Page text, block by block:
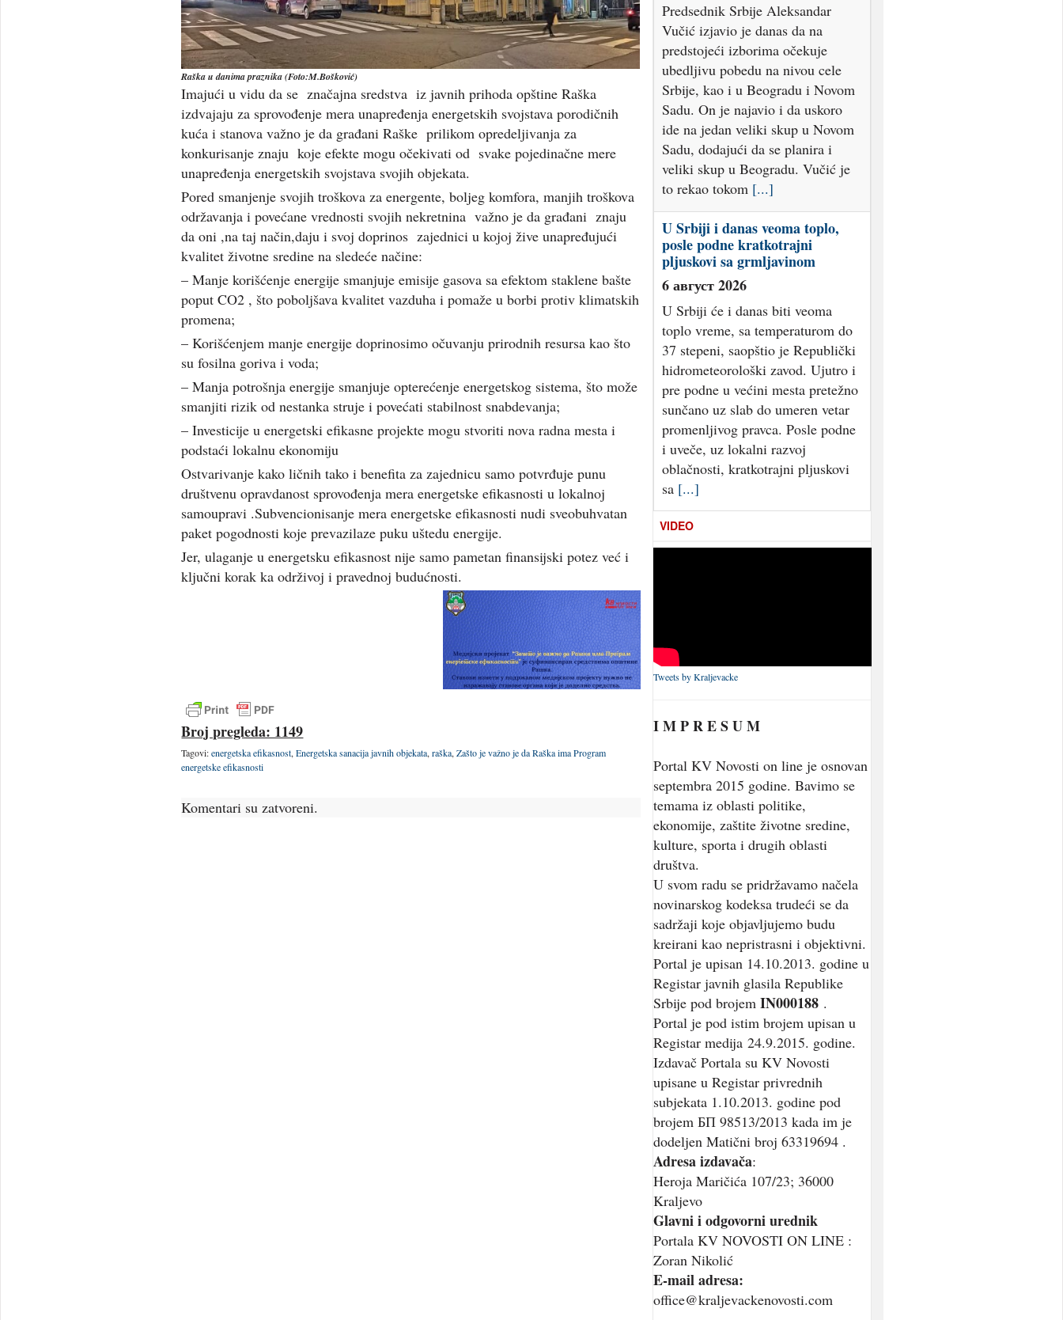
Raška u danima praznika (Foto:M.Bošković)
Imajući u vidu da se značajna sredstva iz javnih prihoda opštine Raška
izdvajaju za sprovođenje mera unapređenja energetskih svojstava porodičnih
kuća i stanova važno je da građani Raške prilikom opredeljivanja za
konkurisanje znaju koje efekte mogu očekivati od svake pojedinačne mere
unapređenja energetskih svojstava svojih objekata.
Pored smanjenje svojih troškova za energente, boljeg komfora, manjih troškova
održavanja i povećane vrednosti svojih nekretnina važno je da građani znaju
da oni ,na taj način,daju i svoj doprinos zajednici u kojoj žive unapređujući
kvalitet životne sredine na sledeće načine:
– Manje korišćenje energije smanjuje emisije gasova sa efektom staklene bašte
poput CO2 , što poboljšava kvalitet vazduha i pomaže u borbi protiv klimatskih
promena;
– Korišćenjem manje energije doprinosimo očuvanju prirodnih resursa kao što
su fosilna goriva i voda;
– Manja potrošnja energije smanjuje opterećenje energetskog sistema, što može
smanjiti rizik od nestanka struje i povećati stabilnost snabdevanja;
– Investicije u energetski efikasne projekte mogu stvoriti nova radna mesta i
podstaći lokalnu ekonomiju
Ostvarivanje kako ličnih tako i benefita za zajednicu samo potvrđuje punu
društvenu opravdanost sprovođenja mera energetske efikasnosti u lokalnoj
samoupravi .Subvencionisanje mera energetske efikasnosti nudi sveobuhvatan
paket pogodnosti koje prevazilaze puku uštedu energije.
Jer, ulaganje u energetsku efikasnost nije samo pametan finansijski potez već i
ključni korak ka održivoj i pravednoj budućnosti.
Broj pregleda: 1149
Tagovi:energetska efikasnost,Energetska sanacija javnih objekata,raška,Zašto je važno je da Raška ima Program
energetske efikasnosti
Komentari su zatvoreni.
Predsednik Srbije Aleksandar
Vučić izjavio je danas da na
predstojeći izborima očekuje
ubedljivu pobedu na nivou cele
Srbije, kao i u Beogradu i Novom
Sadu. On je najavio i da uskoro
ide na jedan veliki skup u Novom
Sadu, dodajući da se planira i
veliki skup u Beogradu. Vučić je
to rekao tokom [...]
U Srbiji i danas veoma toplo,
posle podne kratkotrajni
pljuskovi sa grmljavinom
6 август 2026
U Srbiji će i danas biti veoma
toplo vreme, sa temperaturom do
37 stepeni, saopštio je Republički
hidrometeorološki zavod. Ujutro i
pre podne u većini mesta pretežno
sunčano uz slab do umeren vetar
promenljivog pravca. Posle podne
i uveče, uz lokalni razvoj
oblačnosti, kratkotrajni pljuskovi
sa [...]
VIDEO
Tweets by Kraljevacke
I M P R E S U M
Portal KV Novosti on line je osnovan
septembra 2015 godine. Bavimo se
temama iz oblasti politike,
ekonomije, zaštite životne sredine,
kulture, sporta i drugih oblasti
društva.
U svom radu se pridržavamo načela
novinarskog kodeksa trudeći se da
sadržaji koje objavljujemo budu
kreirani kao nepristrasni i objektivni.
Portal je upisan 14.10.2013. godine u
Registar javnih glasila Republike
Srbije pod brojem IN000188.
Portal je pod istim brojem upisan u
Registar medija 24.9.2015. godine.
Izdavač Portala su KV Novosti
upisane u Registar privrednih
subjekata 1.10.2013. godine pod
brojem БП 98513/2013 kada im je
dodeljen Matični broj 63319694 .
Adresa izdavača:
Heroja Maričića 107/23; 36000
Kraljevo
Glavni i odgovorni urednik
Portala KV NOVOSTI ON LINE :
Zoran Nikolić
E-mail adresa:
office@kraljevackenovosti.com